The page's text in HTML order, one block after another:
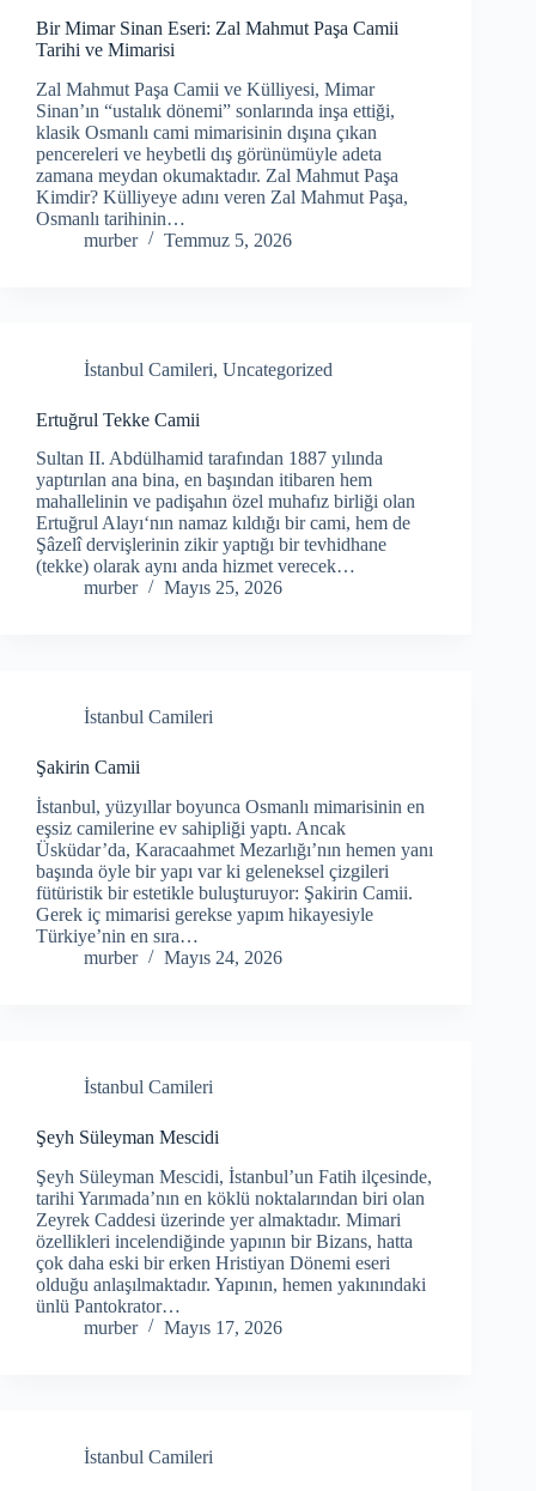
Bir Mimar Sinan Eseri: Zal Mahmut Paşa Camii
Tarihi ve Mimarisi
Zal Mahmut Paşa Camii ve Külliyesi, Mimar
Sinan’ın “ustalık dönemi” sonlarında inşa ettiği,
klasik Osmanlı cami mimarisinin dışına çıkan
pencereleri ve heybetli dış görünümüyle adeta
zamana meydan okumaktadır. Zal Mahmut Paşa
Kimdir? Külliyeye adını veren Zal Mahmut Paşa,
Osmanlı tarihinin…
murber
Temmuz 5, 2026
İstanbul Camileri, Uncategorized
Ertuğrul Tekke Camii
Sultan II. Abdülhamid tarafından 1887 yılında
yaptırılan ana bina, en başından itibaren hem
mahallelinin ve padişahın özel muhafız birliği olan
Ertuğrul Alayı‘nın namaz kıldığı bir cami, hem de
Şâzelî dervişlerinin zikir yaptığı bir tevhidhane
(tekke) olarak aynı anda hizmet verecek…
murber
Mayıs 25, 2026
İstanbul Camileri
Şakirin Camii
İstanbul, yüzyıllar boyunca Osmanlı mimarisinin en
eşsiz camilerine ev sahipliği yaptı. Ancak
Üsküdar’da, Karacaahmet Mezarlığı’nın hemen yanı
başında öyle bir yapı var ki geleneksel çizgileri
fütüristik bir estetikle buluşturuyor: Şakirin Camii.
Gerek iç mimarisi gerekse yapım hikayesiyle
Türkiye’nin en sıra…
murber
Mayıs 24, 2026
İstanbul Camileri
Şeyh Süleyman Mescidi
Şeyh Süleyman Mescidi, İstanbul’un Fatih ilçesinde,
tarihi Yarımada’nın en köklü noktalarından biri olan
Zeyrek Caddesi üzerinde yer almaktadır. Mimari
özellikleri incelendiğinde yapının bir Bizans, hatta
çok daha eski bir erken Hristiyan Dönemi eseri
olduğu anlaşılmaktadır. Yapının, hemen yakınındaki
ünlü Pantokrator…
murber
Mayıs 17, 2026
İstanbul Camileri